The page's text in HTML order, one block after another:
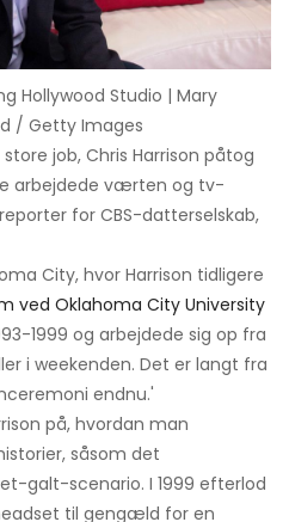
Hollywood Studio | Mary
/ Getty Images
job, Chris Harrison påtog
arbejdede værten og tv-
for CBS-datterselskab,
City, hvor Harrison tidligere
ved Oklahoma City University
1999 og arbejdede sig op fra
i weekenden. Det er langt fra
endnu.'
på, hvordan man
såsom det
galt-scenario. I 1999 efterlod
til gengæld for en